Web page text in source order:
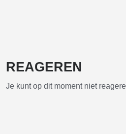
REAGEREN
Je kunt op dit moment niet